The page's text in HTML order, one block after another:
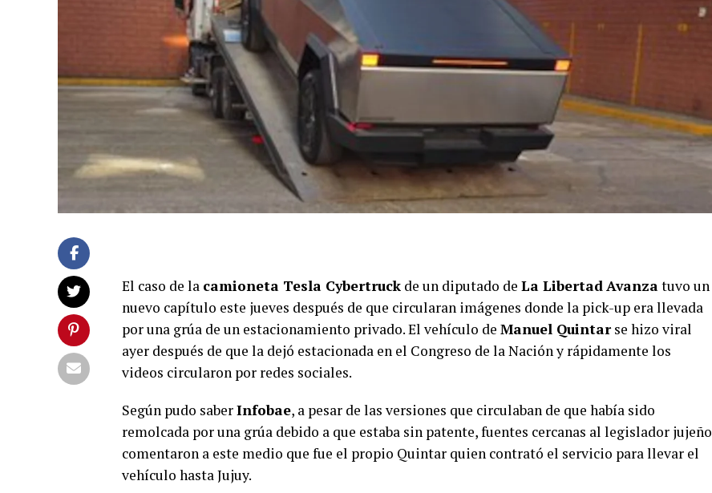
El caso de la camioneta Tesla Cybertruck de un diputado de La Libertad Avanza tuvo un
nuevo capítulo este jueves después de que circularan imágenes donde la pick-up era llevada
por una grúa de un estacionamiento privado. El vehículo de Manuel Quintarse hizo viral
ayer después de que la dejó estacionada en el Congreso de la Nación y rápidamente los
videos circularon por redes sociales.
Según pudo saberInfobae, a pesar de las versiones que circulaban de que había sido
remolcada por una grúa debido a que estaba sin patente, fuentes cercanas al legislador jujeño
comentaron a este medio que fue el propio Quintar quien contrató el servicio para llevar el
vehículo hasta Jujuy.